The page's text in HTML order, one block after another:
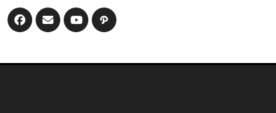
Facebook
E-
MailYouTube
Pfad